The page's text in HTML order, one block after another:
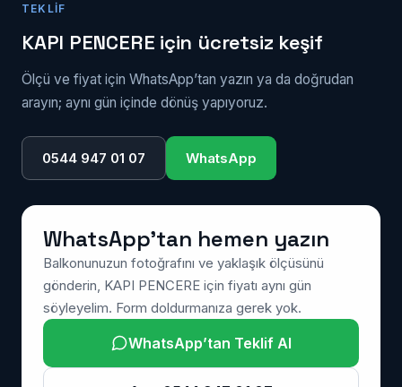
isteyen cephelerde ya da doğrama
çürümüş/deforme olmuşsa anlamlıdır.
TEKLIF
KAPI PENCERE için ücretsiz keşif
Ölçü ve fiyat için WhatsApp’tan yazın ya da doğrudan
arayın; aynı gün içinde dönüş yapıyoruz.
0544 947 01 07 WhatsApp
WhatsApp’tan hemen yazın
Balkonunuzun fotoğrafını ve yaklaşık ölçüsünü
gönderin, KAPI PENCERE için fiyatı aynı gün
söyleyelim. Form doldurmanıza gerek yok.
WhatsApp’tan Teklif Al